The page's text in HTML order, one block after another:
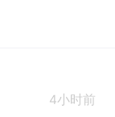
4小时前